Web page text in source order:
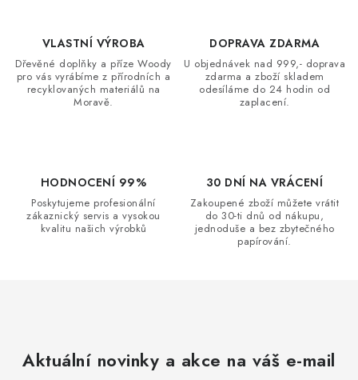
ká
VLASTNÍ VÝROBA
Dřevěné doplňky a příze Woody
pro vás vyrábíme z přírodních a
recyklovaných materiálů na
Moravě.
DOPRAVA ZDARMA
U objednávek nad 999,- doprava
zdarma a zboží skladem
odesíláme do 24 hodin od
zaplacení.
HODNOCENÍ 99%
Poskytujeme profesionální
zákaznický servis a vysokou
kvalitu našich výrobků
30 DNÍ NA VRÁCENÍ
Zakoupené zboží můžete vrátit
do 30-ti dnů od nákupu,
jednoduše a bez zbytečného
papírování.
Aktuální novinky a akce na váš e-mail